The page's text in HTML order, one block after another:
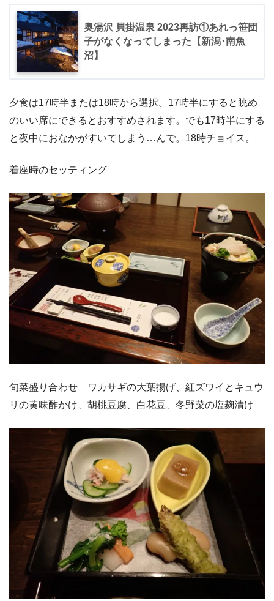
奥湯沢 貝掛温泉 2023再訪①あれっ笹団
子がなくなってしまった【新潟･南魚
沼】
夕食は17時半または18時から選択。17時半にすると眺め
のいい席にできるとおすすめされます。でも17時半にする
と夜中におなかがすいてしまう…んで。18時チョイス。
着座時のセッティング
旬菜盛り合わせ ワカサギの大葉揚げ、紅ズワイとキュウ
リの黄味酢かけ、胡桃豆腐、白花豆、冬野菜の塩麹漬け